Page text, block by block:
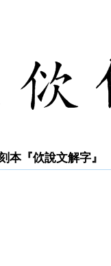
本『佽說文解字』